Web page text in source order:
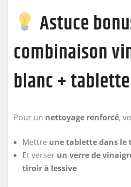
Astuce
combinaison
blanc + tablette
Pour un nettoyage renforcé,
Mettre une tablette dans le
Et verser un verre de
tiroir à lessive